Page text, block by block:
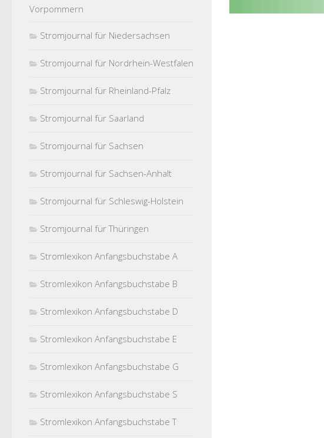
Vorpommern
Stromjournal für Niedersachsen
Stromjournal für Nordrhein-Westfalen
Stromjournal für Rheinland-Pfalz
Stromjournal für Saarland
Stromjournal für Sachsen
Stromjournal für Sachsen-Anhalt
Stromjournal für Schleswig-Holstein
Stromjournal für Thüringen
Stromlexikon Anfangsbuchstabe A
Stromlexikon Anfangsbuchstabe B
Stromlexikon Anfangsbuchstabe D
Stromlexikon Anfangsbuchstabe E
Stromlexikon Anfangsbuchstabe G
Stromlexikon Anfangsbuchstabe S
Stromlexikon Anfangsbuchstabe T